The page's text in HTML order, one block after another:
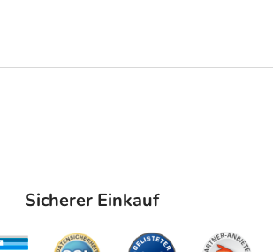
Sicherer Einkauf